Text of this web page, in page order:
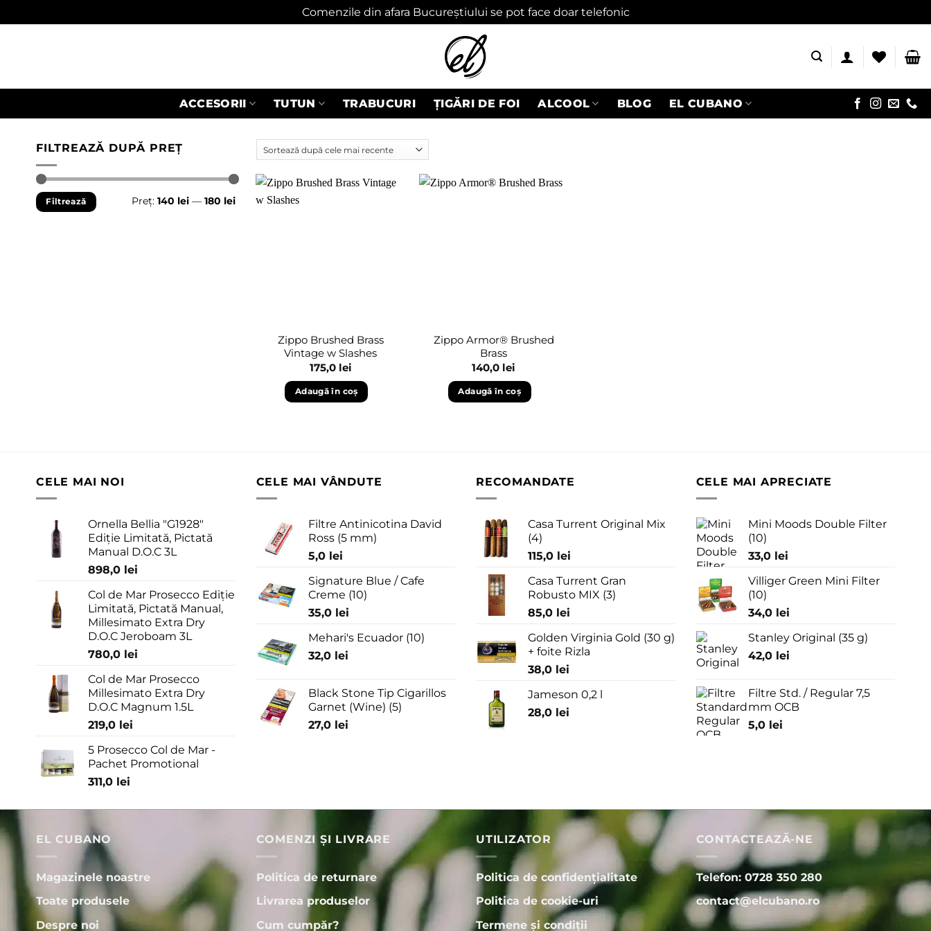
Comenzile din afara Bucureștiului se pot face doar telefonic
ACCESORII TUTUN TRABUCURI ȚIGĂRI DE FOI ALCOOL BLOG EL CUBANO
FILTREAZĂ DUPĂ PREȚ
Preț
minim
Preț
maxim
Filtrează Preț: 140 lei— 180 lei
Zippo Brushed Brass
Vintage w Slashes
175,0 lei
Adaugă în coș
Zippo Armor® Brushed
Brass
140,0 lei
Adaugă în coș
CELE MAI NOI
Ornella Bellia "G1928"
Ediție Limitată, Pictată
Manual D.O.C 3L
898,0 lei
Col de Mar Prosecco Ediție
Limitată, Pictată Manual,
Millesimato Extra Dry
D.O.C Jeroboam 3L
780,0 lei
Col de Mar Prosecco
Millesimato Extra Dry
D.O.C Magnum 1.5L
219,0 lei
5 Prosecco Col de Mar -
Pachet Promotional
311,0 lei
CELE MAI VÂNDUTE
Filtre Antinicotina David
Ross (5 mm)
5,0 lei
Signature Blue / Cafe
Creme (10)
35,0 lei
Mehari's Ecuador (10)
32,0 lei
Black Stone Tip Cigarillos
Garnet (Wine) (5)
27,0 lei
RECOMANDATE
Casa Turrent Original Mix
(4)
115,0 lei
Casa Turrent Gran
Robusto MIX (3)
85,0 lei
Golden Virginia Gold (30 g)
+ foite Rizla
38,0 lei
Jameson 0,2 l
28,0 lei
CELE MAI APRECIATE
Mini Moods Double Filter
(10)
33,0 lei
Villiger Green Mini Filter
(10)
34,0 lei
Stanley Original (35 g)
42,0 lei
Filtre Std. / Regular 7,5
mm OCB
5,0 lei
EL CUBANO
Magazinele noastre
Toate produsele
Despre noi
COMENZI ȘI LIVRARE
Politica de returnare
Livrarea produselor
Cum cumpăr?
UTILIZATOR
Politica de confidențialitate
Politica de cookie-uri
Termene și condiții
CONTACTEAZĂ-NE
Telefon: 0728 350 280
contact@elcubano.ro